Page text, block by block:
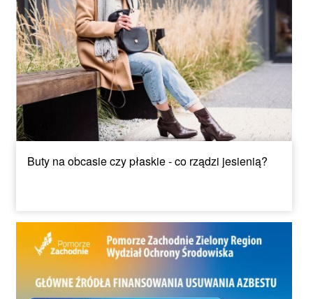
Buty na obcasie czy płaskie - co rządzi jesienią?